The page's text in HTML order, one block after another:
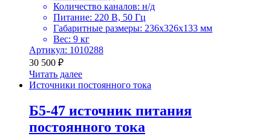
Количество каналов: н/д
Питание: 220 В, 50 Гц
Габаритные размеры: 236х326х133 мм
Вес: 9 кг
Артикул: 1010288
30 500 ₽
Читать далее
Источники постоянного тока
Б5-47 источник питания
постоянного тока